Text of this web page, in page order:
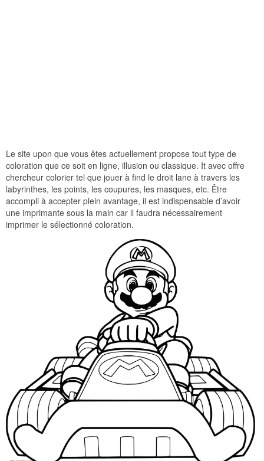
Le site upon que vous êtes actuellement propose tout type de
coloration que ce soit en ligne, illusion ou classique. It avec offre
chercheur colorier tel que jouer à find le droit lane à travers les
labyrinthes, les points, les coupures, les masques, etc. Être
accompli à accepter plein avantage, il est indispensable d’avoir
une imprimante sous la main car il faudra nécessairement
imprimer le sélectionné coloration.